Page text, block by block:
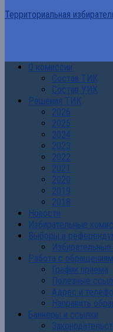
Территориальная
О комиссии
Состав ТИК
Состав УИК
Решения ТИК
2026
2025
2024
2023
2022
2021
2020
2019
2018
Новости
Избирательные
Выборы и
Избирательные
Работа с
График приема
Полезные
Адрес и
Направить
Баннеры и ссылки